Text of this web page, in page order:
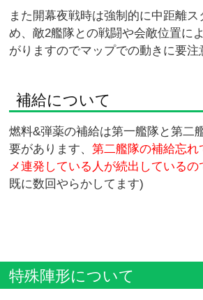
また開幕夜戦時は強制的に中距離ス
め、敵2艦隊との戦闘や会敵位置に
がりますのでマップでの動きに要注
補給について
燃料&弾薬の補給は第一艦隊と第二
要があります、第二艦隊の補給忘
メ連発している人が続出しているの
既に数回やらかしてます)
特殊陣形について